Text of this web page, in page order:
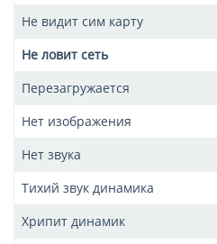
Не видит сим карту
Не ловит сеть
Перезагружается
Нет изображения
Нет звука
Тихий звук динамика
Хрипит динамик